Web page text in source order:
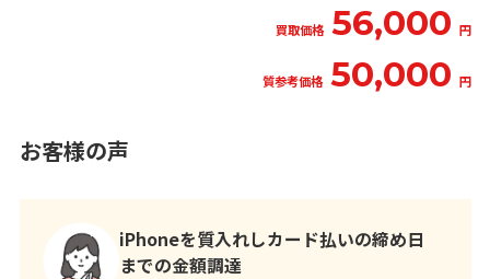
買取価格 56,000 円
質参考価格 50,000 円
お客様の声
iPhoneを質入れしカード払いの締め日
までの金額調達